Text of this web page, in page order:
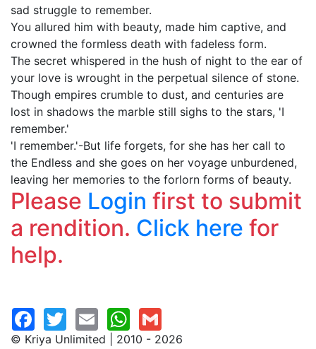
sad struggle to remember.
You allured him with beauty, made him captive, and
crowned the formless death with fadeless form.
The secret whispered in the hush of night to the ear of
your love is wrought in the perpetual silence of stone.
Though empires crumble to dust, and centuries are
lost in shadows the marble still sighs to the stars, 'I
remember.'
'I remember.'-But life forgets, for she has her call to
the Endless and she goes on her voyage unburdened,
leaving her memories to the forlorn forms of beauty.
Please Login first to submit
a rendition. Click here for
help.
© Kriya Unlimited | 2010 - 2026